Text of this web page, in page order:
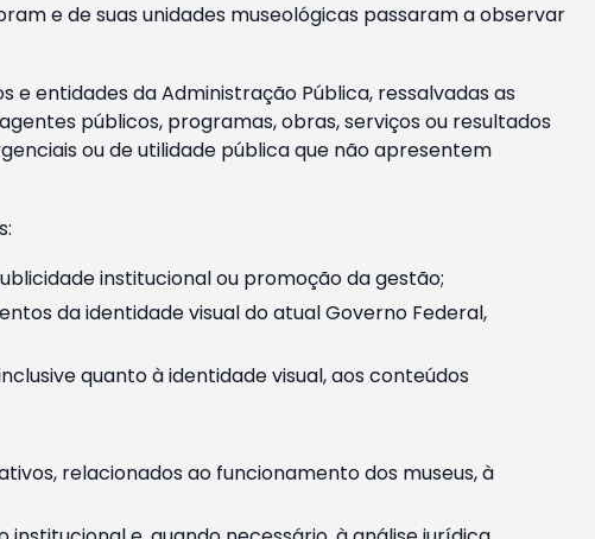
e de suas unidades museológicas passaram a observar
e entidades da Administração Pública, ressalvadas as
públicos, programas, obras, serviços ou resultados
ou de utilidade pública que não apresentem
institucional ou promoção da gestão;
da identidade visual do atual Governo Federal,
quanto à identidade visual, aos conteúdos
relacionados ao funcionamento dos museus, à